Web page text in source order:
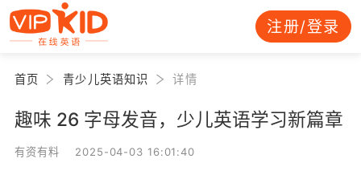
注册/登录
首页 青少儿英语知识 详情
趣味 26 字母发音，少儿英语学习新篇章
有资有料 2025-04-03 16:01:40